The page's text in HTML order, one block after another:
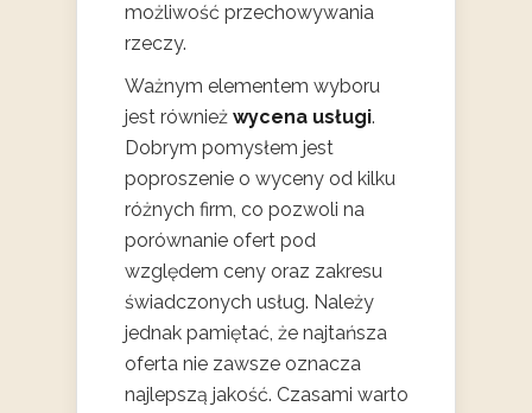
możliwość przechowywania
rzeczy.
Ważnym elementem wyboru
jest również wycena usługi.
Dobrym pomysłem jest
poproszenie o wyceny od kilku
różnych firm, co pozwoli na
porównanie ofert pod
względem ceny oraz zakresu
świadczonych usług. Należy
jednak pamiętać, że najtańsza
oferta nie zawsze oznacza
najlepszą jakość. Czasami warto